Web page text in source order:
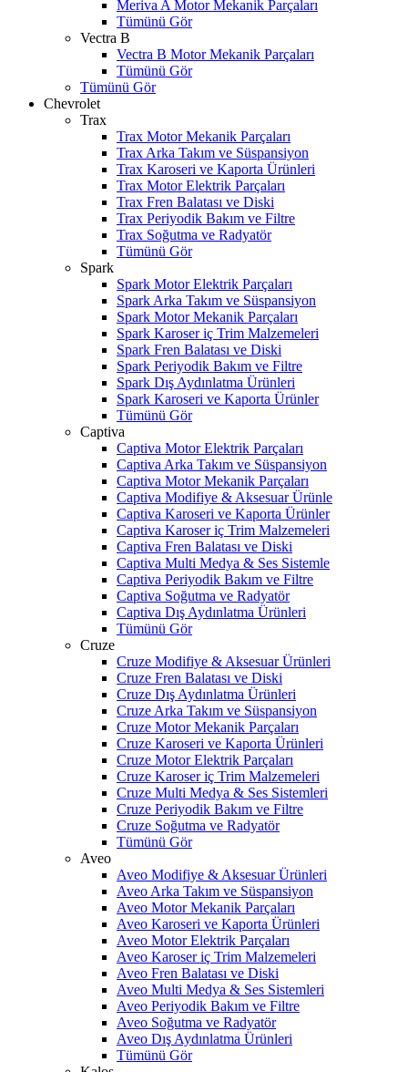
Meriva A Motor Mekanik Parçaları
Tümünü Gör
Vectra B
Vectra B Motor Mekanik Parçaları
Tümünü Gör
Tümünü Gör
Chevrolet
Trax
Trax Motor Mekanik Parçaları
Trax Arka Takım ve Süspansiyon
Trax Karoseri ve Kaporta Ürünleri
Trax Motor Elektrik Parçaları
Trax Fren Balatası ve Diski
Trax Periyodik Bakım ve Filtre
Trax Soğutma ve Radyatör
Tümünü Gör
Spark
Spark Motor Elektrik Parçaları
Spark Arka Takım ve Süspansiyon
Spark Motor Mekanik Parçaları
Spark Karoser iç Trim Malzemeleri
Spark Fren Balatası ve Diski
Spark Periyodik Bakım ve Filtre
Spark Dış Aydınlatma Ürünleri
Spark Karoseri ve Kaporta Ürünler
Tümünü Gör
Captiva
Captiva Motor Elektrik Parçaları
Captiva Arka Takım ve Süspansiyon
Captiva Motor Mekanik Parçaları
Captiva Modifiye & Aksesuar Ürünle
Captiva Karoseri ve Kaporta Ürünler
Captiva Karoser iç Trim Malzemeleri
Captiva Fren Balatası ve Diski
Captiva Multi Medya & Ses Sistemle
Captiva Periyodik Bakım ve Filtre
Captiva Soğutma ve Radyatör
Captiva Dış Aydınlatma Ürünleri
Tümünü Gör
Cruze
Cruze Modifiye & Aksesuar Ürünleri
Cruze Fren Balatası ve Diski
Cruze Dış Aydınlatma Ürünleri
Cruze Arka Takım ve Süspansiyon
Cruze Motor Mekanik Parçaları
Cruze Karoseri ve Kaporta Ürünleri
Cruze Motor Elektrik Parçaları
Cruze Karoser iç Trim Malzemeleri
Cruze Multi Medya & Ses Sistemleri
Cruze Periyodik Bakım ve Filtre
Cruze Soğutma ve Radyatör
Tümünü Gör
Aveo
Aveo Modifiye & Aksesuar Ürünleri
Aveo Arka Takım ve Süspansiyon
Aveo Motor Mekanik Parçaları
Aveo Karoseri ve Kaporta Ürünleri
Aveo Motor Elektrik Parçaları
Aveo Karoser iç Trim Malzemeleri
Aveo Fren Balatası ve Diski
Aveo Multi Medya & Ses Sistemleri
Aveo Periyodik Bakım ve Filtre
Aveo Soğutma ve Radyatör
Aveo Dış Aydınlatma Ürünleri
Tümünü Gör